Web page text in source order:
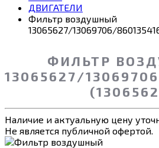
ДВИГАТЕЛИ
Фильтр воздушный
13065627/13069706/
ФИЛЬТР
13065627/
Наличие и актуальную цену
Не является публичной офертой.